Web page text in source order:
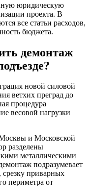
юридическую
проекта. В
все статьи расходов,
бюджета.
демонтаж
новой силовой
ветхих преград до
процедура
весовой нагрузки
и Московской
разделены
металлическими
подразумевает
срезку приварных
периметра от